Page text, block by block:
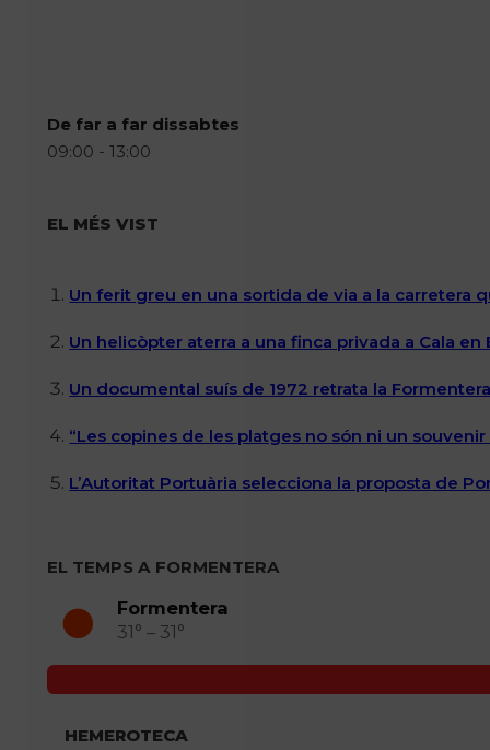
De far a far dissabtes
09:00 - 13:00
EL MÉS VIST
Un ferit greu en una sortida de via a la carretera
Un helicòpter aterra a una finca privada a Cala
Un documental suís de 1972 retrata la
“Les copines de les platges no són ni un
L’Autoritat Portuària selecciona la proposta de
EL TEMPS A FORMENTERA
Formentera
31° – 31°
HEMEROTECA